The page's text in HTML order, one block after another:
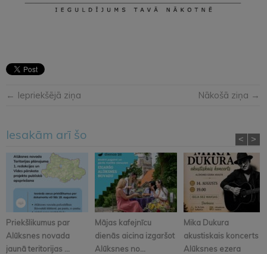
← Iepriekšējā ziņa Nākošā ziņa →
Iesakām arī šo
Priekšlikumus par
Alūksnes novada
jaunā teritorijas ...
Mājas kafejnīcu
dienās aicina izgaršot
Alūksnes no...
Mika Dukura
akustiskais koncerts
Alūksnes ezera
< >